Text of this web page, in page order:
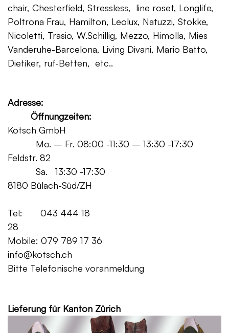
chair, Chesterfield, Stressless, line roset, Longlife,
Poltrona Frau, Hamilton, Leolux, Natuzzi, Stokke,
Nicoletti, Trasio, W.Schillig, Mezzo, Himolla, Mies
Vanderuhe-Barcelona, Living Divani, Mario Batto,
Dietiker, ruf-Betten, etc..
Adresse:
Öffnungzeiten:
Kotsch GmbH
Mo. – Fr. 08:00 -11:30 – 13:30 -17:30
Feldstr. 82
Sa. 13:30 -17:30
8180 Bülach-Süd/ZH
Tel: 043 444 18
28
Mobile: 079 789 17 36
info@kotsch.ch
Bitte Telefonische voranmeldung
Lieferung für Kanton Zürich